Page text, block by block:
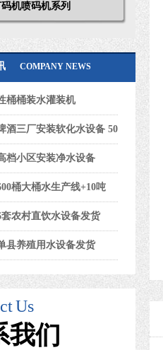
机喷码机系列
COMPANY NEWS
桶桶装水灌装机
酒三厂安装软化水设备 50
档小区安装净水设备
桶大桶水生产线+10吨
农村直饮水设备发货
县养殖用水设备发货
Us
我们